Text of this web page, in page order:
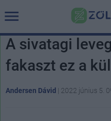
A sivatagi
fakaszt ez a
Andersen Dávid | 2022 június 5.